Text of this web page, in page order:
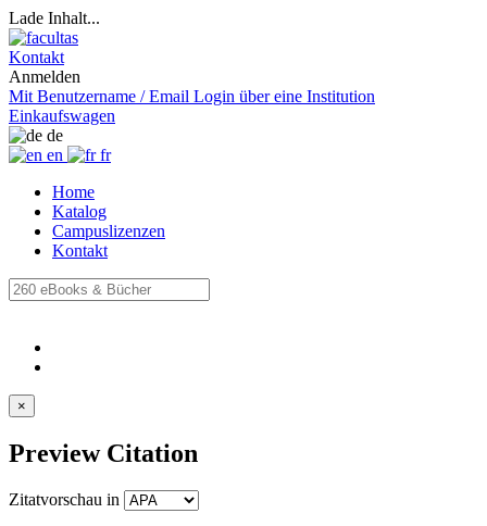
Lade Inhalt...
Kontakt
Anmelden
Mit Benutzername / Email Login über eine Institution
Einkaufswagen
de
en
fr
Home
Katalog
Campuslizenzen
Kontakt
×
Preview Citation
Zitatvorschau in